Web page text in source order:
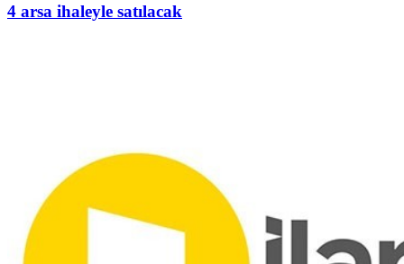
4 arsa ihaleyle satılacak